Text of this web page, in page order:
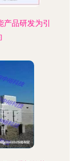
产品研发为引